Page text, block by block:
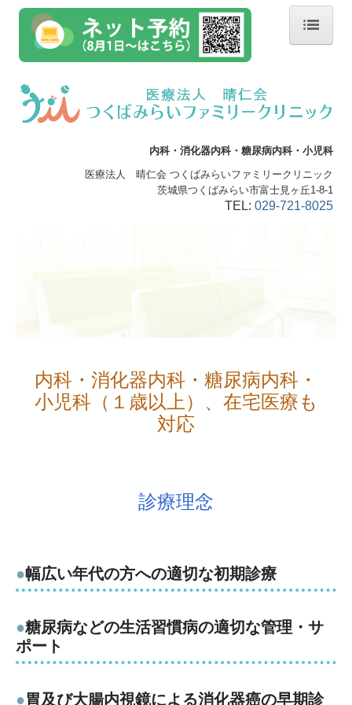
院長紹介
内科・消化器内科・糖尿病内科・ 小児科
医療法人 晴仁会 つくばみらいファミリークリニック
茨城県つくばみらい市富士見ヶ丘1-8-1
TEL: 029-721-8025
内科・消化器内科・糖尿病内科・
小児科（１歳以上）、在宅医療も
対応
診療理念
●幅広い年代の方への適切な初期診療
●糖尿病などの生活習慣病の適切な管理・サ
ポート
●胃及び大腸内視鏡による消化器癌の早期診